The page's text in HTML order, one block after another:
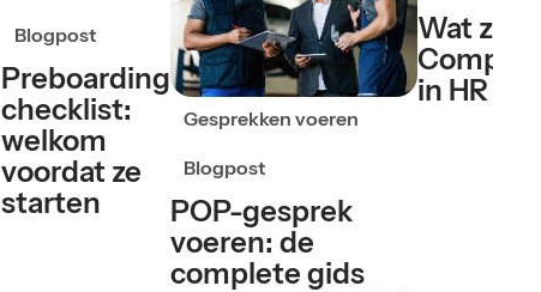
Blogpost
Preboarding
checklist:
welkom
voordat ze
starten
Gesprekken voeren
Blogpost
POP-gesprek
voeren: de
complete gids
Wat zijn
in HR